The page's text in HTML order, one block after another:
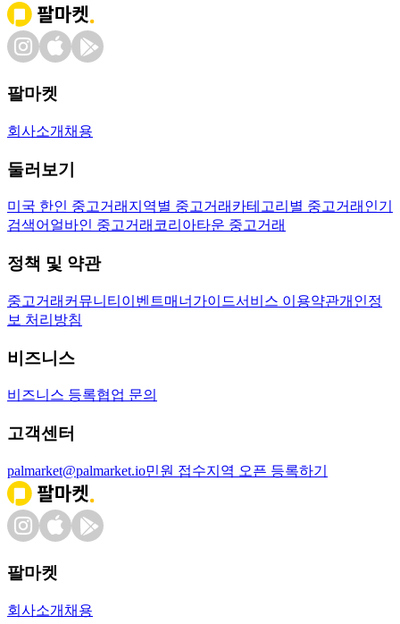
팔마켓
회사소개 채용
둘러보기
미국 한인 중고거래 지역별 중고거래 카테고리별 중고거래 인기
검색어 얼바인 중고거래 코리아타운 중고거래
정책 및 약관
중고거래 커뮤니티 이벤트매너가이드서비스 이용약관개인정
보 처리방침
비즈니스
비즈니스 등록협업 문의
고객센터
palmarket@palmarket.io민원 접수지역 오픈 등록하기
팔마켓
회사소개 채용